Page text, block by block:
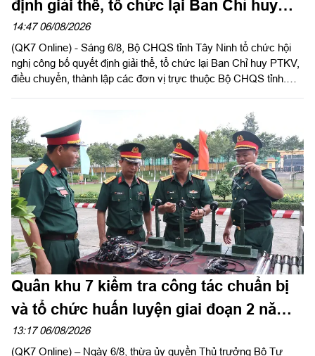
định giải thể, tổ chức lại Ban Chỉ huy
phòng thủ khu vực
14:47 06/08/2026
(QK7 Online) - Sáng 6/8, Bộ CHQS tỉnh Tây Ninh tổ chức hội
nghị công bố quyết định giải thể, tổ chức lại Ban Chỉ huy PTKV,
điều chuyển, thành lập các đơn vị trực thuộc Bộ CHQS tỉnh.
Ngọc Hải, Phó Tham mưu trưởng Quân khu dự và phát biểu
chỉ đạo.
Quân khu 7 kiểm tra công tác chuẩn bị
và tổ chức huấn luyện giai đoạn 2 năm
2026 tại Sư đoàn 309
13:17 06/08/2026
(QK7 Online) – Ngày 6/8, thừa ủy quyền Thủ trưởng Bộ Tư